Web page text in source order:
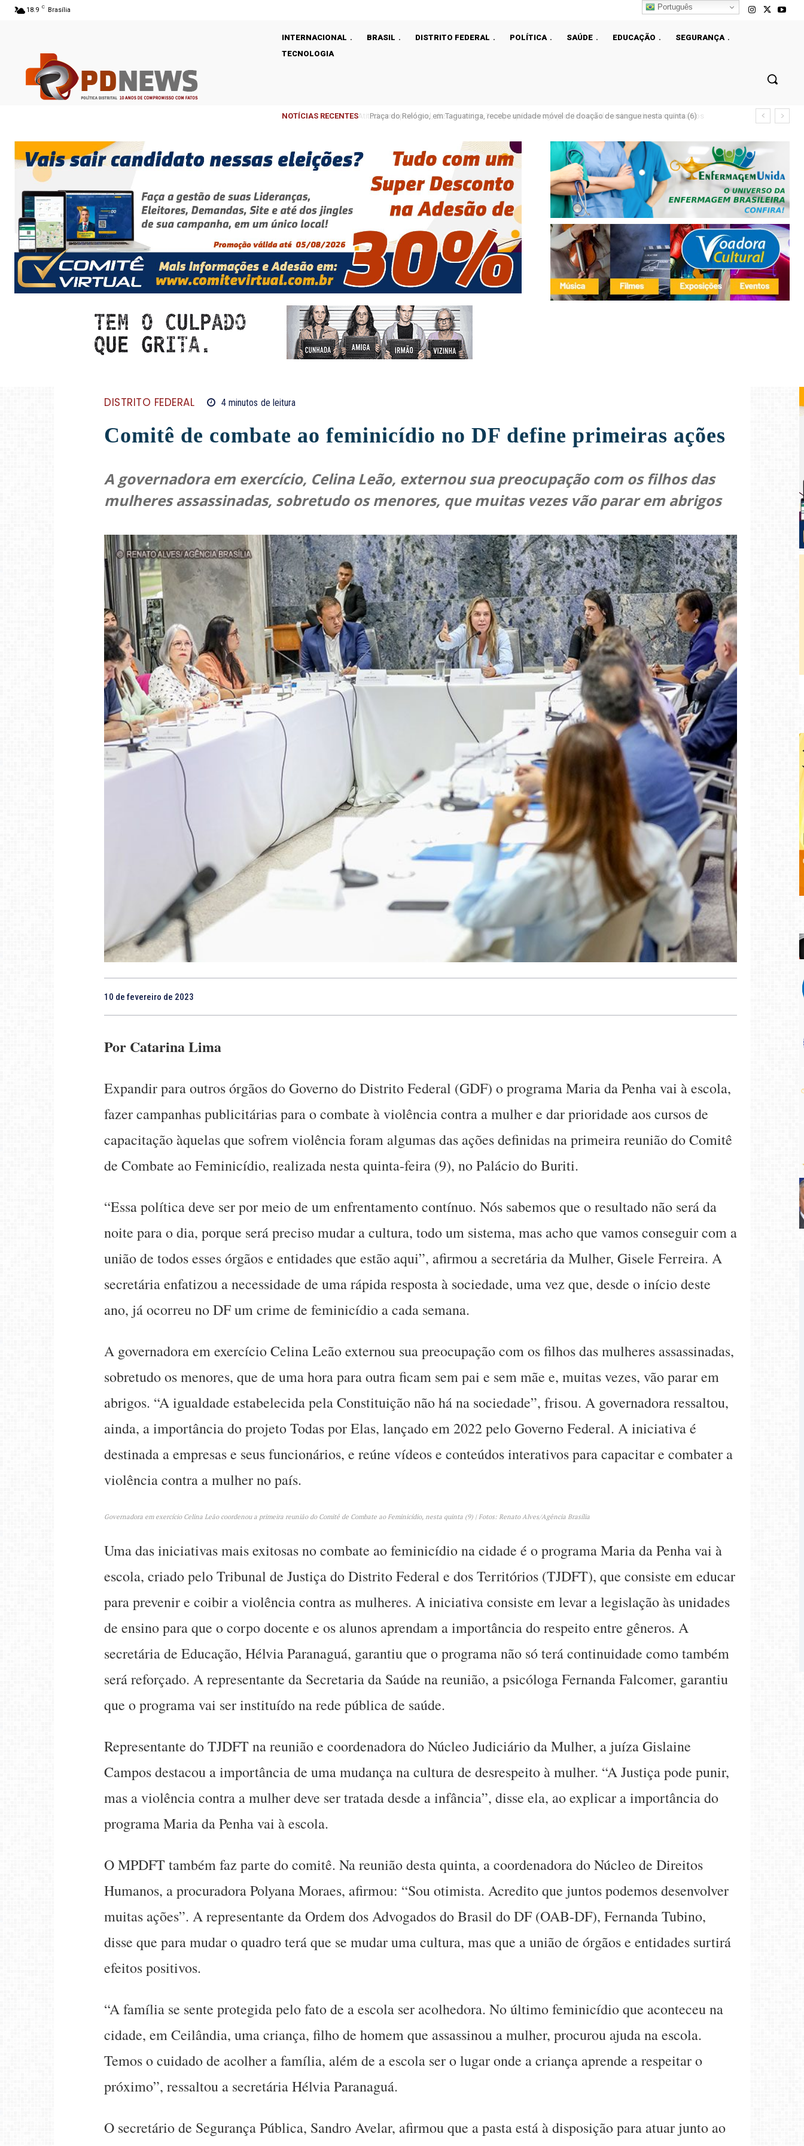
18.9 C Brasília
INTERNACIONAL BRASIL DISTRITO FEDERAL POLÍTICA SAÚDE EDUCAÇÃO
SEGURANÇA
TECNOLOGIA
NOTÍCIAS RECENTES Praça do Relógio, em Taguatinga, recebe unidade móvel de doação de sangue nesta quinta (6)
DISTRITO FEDERAL 4 minutos de leitura
Comitê de combate ao feminicídio no DF define primeiras ações
A governadora em exercício, Celina Leão, externou sua preocupação com os filhos das
mulheres assassinadas, sobretudo os menores, que muitas vezes vão parar em abrigos
10 de fevereiro de 2023
Por Catarina Lima
Expandir para outros órgãos do Governo do Distrito Federal (GDF) o programa Maria da Penha vai à escola,
fazer campanhas publicitárias para o combate à violência contra a mulher e dar prioridade aos cursos de
capacitação àquelas que sofrem violência foram algumas das ações definidas na primeira reunião do Comitê
de Combate ao Feminicídio, realizada nesta quinta-feira (9), no Palácio do Buriti.
“Essa política deve ser por meio de um enfrentamento contínuo. Nós sabemos que o resultado não será da
noite para o dia, porque será preciso mudar a cultura, todo um sistema, mas acho que vamos conseguir com a
união de todos esses órgãos e entidades que estão aqui”, afirmou a secretária da Mulher, Gisele Ferreira. A
secretária enfatizou a necessidade de uma rápida resposta à sociedade, uma vez que, desde o início deste
ano, já ocorreu no DF um crime de feminicídio a cada semana.
A governadora em exercício Celina Leão externou sua preocupação com os filhos das mulheres assassinadas,
sobretudo os menores, que de uma hora para outra ficam sem pai e sem mãe e, muitas vezes, vão parar em
abrigos. “A igualdade estabelecida pela Constituição não há na sociedade”, frisou. A governadora ressaltou,
ainda, a importância do projeto Todas por Elas, lançado em 2022 pelo Governo Federal. A iniciativa é
destinada a empresas e seus funcionários, e reúne vídeos e conteúdos interativos para capacitar e combater a
violência contra a mulher no país.
Governadora em exercício Celina Leão coordenou a primeira reunião do Comitê de Combate ao Feminicídio, nesta quinta (9) | Fotos: Renato Alves/Agência Brasília
Uma das iniciativas mais exitosas no combate ao feminicídio na cidade é o programa Maria da Penha vai à
escola, criado pelo Tribunal de Justiça do Distrito Federal e dos Territórios (TJDFT), que consiste em educar
para prevenir e coibir a violência contra as mulheres. A iniciativa consiste em levar a legislação às unidades
de ensino para que o corpo docente e os alunos aprendam a importância do respeito entre gêneros. A
secretária de Educação, Hélvia Paranaguá, garantiu que o programa não só terá continuidade como também
será reforçado. A representante da Secretaria da Saúde na reunião, a psicóloga Fernanda Falcomer, garantiu
que o programa vai ser instituído na rede pública de saúde.
Representante do TJDFT na reunião e coordenadora do Núcleo Judiciário da Mulher, a juíza Gislaine
Campos destacou a importância de uma mudança na cultura de desrespeito à mulher. “A Justiça pode punir,
mas a violência contra a mulher deve ser tratada desde a infância”, disse ela, ao explicar a importância do
programa Maria da Penha vai à escola.
O MPDFT também faz parte do comitê. Na reunião desta quinta, a coordenadora do Núcleo de Direitos
Humanos, a procuradora Polyana Moraes, afirmou: “Sou otimista. Acredito que juntos podemos desenvolver
muitas ações”. A representante da Ordem dos Advogados do Brasil do DF (OAB-DF), Fernanda Tubino,
disse que para mudar o quadro terá que se mudar uma cultura, mas que a união de órgãos e entidades surtirá
efeitos positivos.
“A família se sente protegida pelo fato de a escola ser acolhedora. No último feminicídio que aconteceu na
cidade, em Ceilândia, uma criança, filho de homem que assassinou a mulher, procurou ajuda na escola.
Temos o cuidado de acolher a família, além de a escola ser o lugar onde a criança aprende a respeitar o
próximo”, ressaltou a secretária Hélvia Paranaguá.
O secretário de Segurança Pública, Sandro Avelar, afirmou que a pasta está à disposição para atuar junto ao
Português